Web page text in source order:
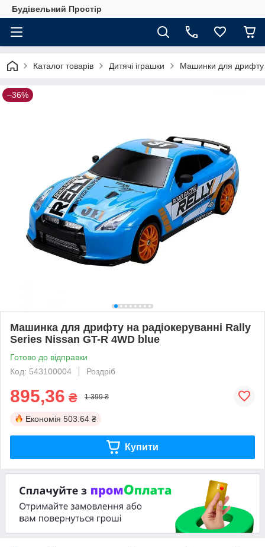
Будівельний Простір
Каталог товарів Дитячі іграшки Машинки для дрифту
–36%
Машинка для дрифту на радіокеруванні Rally
Series Nissan GT-R 4WD blue
Готово до відправки
Код: 543100004
Роздріб
895,36 ₴ 1 399 ₴
Економія 503.64 ₴
Купити